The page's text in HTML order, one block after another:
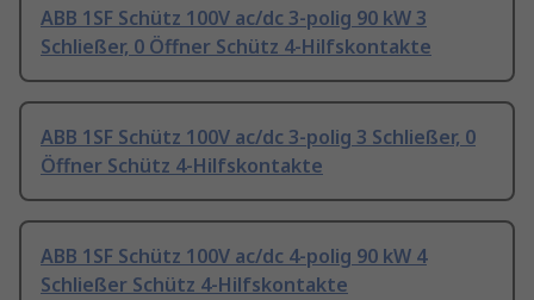
ABB 1SF Schütz 100V ac/dc 3-polig 90 kW 3
Schließer, 0 Öffner Schütz 4-Hilfskontakte
ABB 1SF Schütz 100V ac/dc 3-polig 3 Schließer, 0
Öffner Schütz 4-Hilfskontakte
ABB 1SF Schütz 100V ac/dc 4-polig 90 kW 4
Schließer Schütz 4-Hilfskontakte